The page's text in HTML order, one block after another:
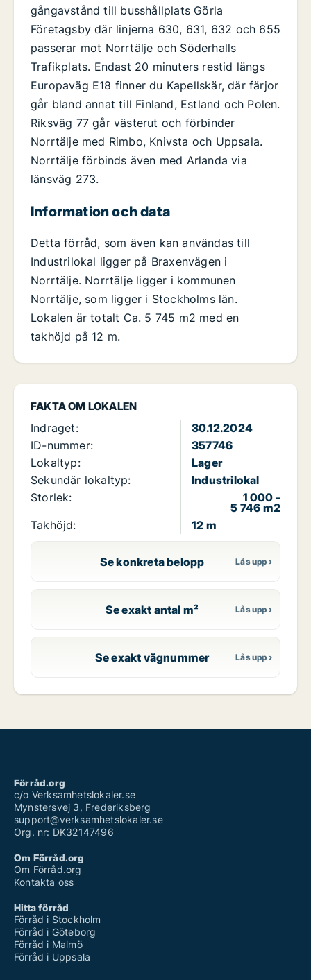
FAKTA OM LOKALEN
Indraget:
30.12.2024
ID-nummer:
357746
Lokaltyp:
Lager
Sekundär lokaltyp:
Industrilokal
Storlek:
1 000 -
5 746 m2
Takhöjd:
12 m
Se konkreta belopp
Se exakt antal m²
Se exakt vägnummer
gångavstånd till busshållplats Görla
Företagsby där linjerna 630, 631, 632 och 655
passerar mot Norrtälje och Söderhalls
Trafikplats. Endast 20 minuters restid längs
Europaväg E18 finner du Kapellskär, där färjor
går bland annat till Finland, Estland och Polen.
Riksväg 77 går västerut och förbinder
Norrtälje med Rimbo, Knivsta och Uppsala.
Norrtälje förbinds även med Arlanda via
länsväg 273.
Information och data
Detta förråd, som även kan användas till
Industrilokal ligger på Braxenvägen i
Norrtälje. Norrtälje ligger i kommunen
Norrtälje, som ligger i Stockholms län.
Lokalen är totalt Ca. 5 745 m2 med en
takhöjd på 12 m.
Förråd.org
c/o Verksamhetslokaler.se
Mynstersvej 3, Frederiksberg
support@verksamhetslokaler.se
Org. nr: DK32147496
Om Förråd.org
Om Förråd.org
Kontakta oss
Hitta förråd
Förråd i Stockholm
Förråd i Göteborg
Förråd i Malmö
Förråd i Uppsala